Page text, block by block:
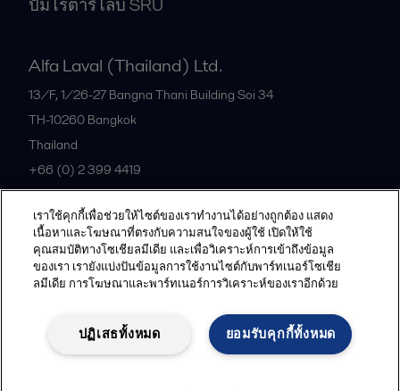
ปั๊มโรตารีโลบ SRU
Alfa Laval (Thailand) Ltd.
13/F, 1/26-27 Bangna Thani Building Soi 34
TH-10260 Bangkok
Thailand
+66 (0) 2 399 4419
All offices
Follow us
Legal terms and conditions
เราใช้คุกกี้เพื่อช่วยให้ไซต์ของเราทำงานได้อย่างถูกต้อง แสดง
เนื้อหาและโฆษณาที่ตรงกับความสนใจของผู้ใช้ เปิดให้ใช้
คุณสมบัติทางโซเชียลมีเดีย และเพื่อวิเคราะห์การเข้าถึงข้อมูล
ของเรา เรายังแบ่งปันข้อมูลการใช้งานไซต์กับพาร์ทเนอร์โซเชีย
ลมีเดีย การโฆษณาและพาร์ทเนอร์การวิเคราะห์ของเราอีกด้วย
ยอมรับคุกกี้ทั้งหมด
ปฏิเสธทั้งหมด